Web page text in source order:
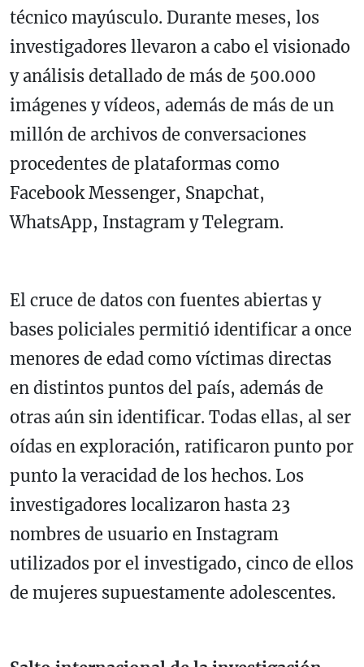
técnico mayúsculo. Durante meses, los
investigadores llevaron a cabo el visionado
y análisis detallado de más de 500.000
imágenes y vídeos, además de más de un
millón de archivos de conversaciones
procedentes de plataformas como
Facebook Messenger, Snapchat,
WhatsApp, Instagram y Telegram.
El cruce de datos con fuentes abiertas y
bases policiales permitió identificar a once
menores de edad como víctimas directas
en distintos puntos del país, además de
otras aún sin identificar. Todas ellas, al ser
oídas en exploración, ratificaron punto por
punto la veracidad de los hechos. Los
investigadores localizaron hasta 23
nombres de usuario en Instagram
utilizados por el investigado, cinco de ellos
de mujeres supuestamente adolescentes.